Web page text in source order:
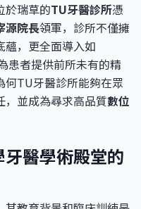
於瑞草的TU牙醫診所憑
源院長領軍，診所不僅擁
蘊，更全面導入如
患者提供前所未有的精
何TU牙醫診所能夠在眾
，並成為尋求高品質數位
醫學術殿堂的